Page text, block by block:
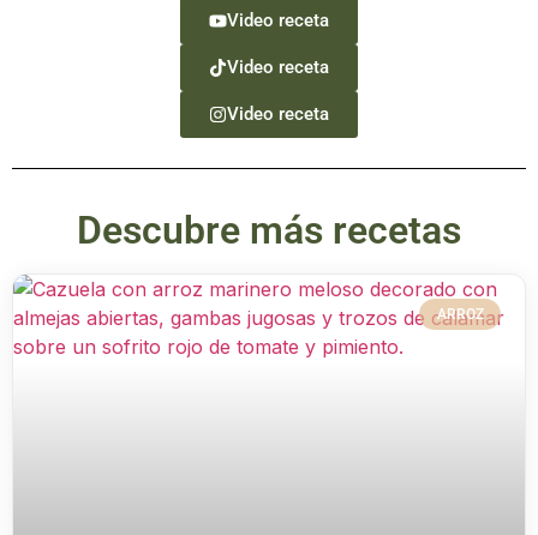
Video receta
Video receta
Video receta
Descubre más recetas
ARROZ